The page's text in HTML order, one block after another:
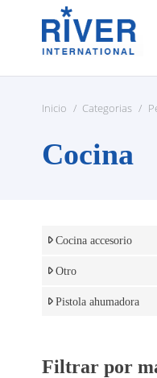
Inicio / Categorias /
Cocina
Cocina accesorio
Otro
Pistola ahumadora
Filtrar por